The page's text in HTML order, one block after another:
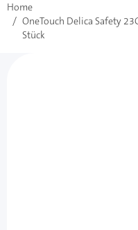
Home
/ OneTouch Delica Safety
Stück